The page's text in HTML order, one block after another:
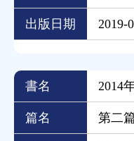
出版日期 2019-
書名 2014
篇名 第二